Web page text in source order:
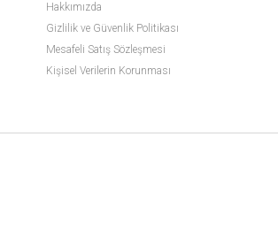
Hakkımızda
Gizlilik ve Güvenlik Politikası
Mesafeli Satış Sözleşmesi
Kişisel Verilerin Korunması